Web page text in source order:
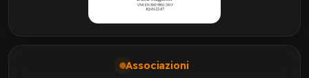
Associazioni